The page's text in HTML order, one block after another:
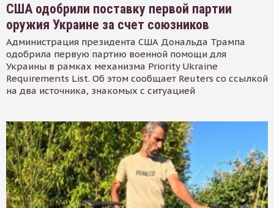
США одобрили поставку первой партии
оружия Украине за счет союзников
Администрация президента США Дональда Трампа
одобрила первую партию военной помощи для
Украины в рамках механизма Priority Ukraine
Requirements List. Об этом сообщает Reuters со ссылкой
на два источника, знакомых с ситуацией